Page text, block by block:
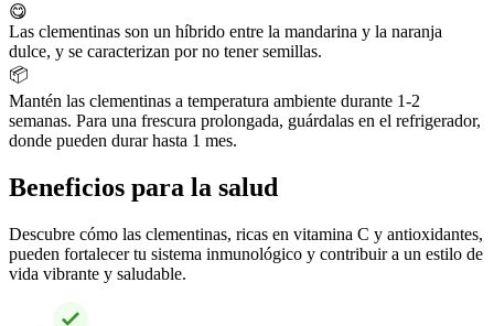
😋
Las clementinas son un híbrido entre la mandarina y la naranja
dulce, y se caracterizan por no tener semillas.
📦
Mantén las clementinas a temperatura ambiente durante 1-2
semanas. Para una frescura prolongada, guárdalas en el refrigerador,
donde pueden durar hasta 1 mes.
Beneficios para la salud
Descubre cómo las clementinas, ricas en vitamina C y antioxidantes,
pueden fortalecer tu sistema inmunológico y contribuir a un estilo de
vida vibrante y saludable.